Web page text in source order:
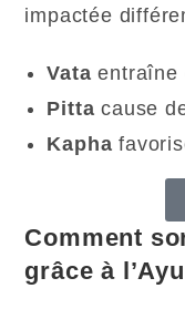
impactée
Vata entraîne
Pitta cause
Kapha
Comment
grâce à